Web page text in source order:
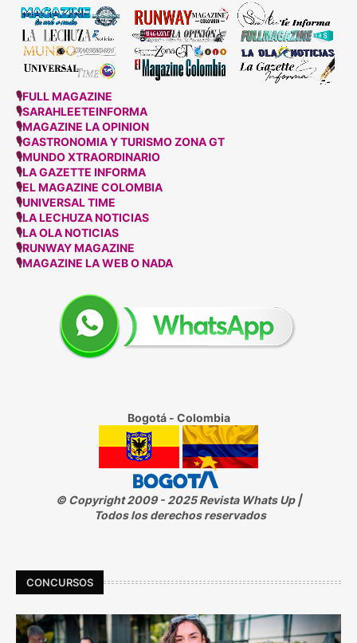
🎙FULL MAGAZINE
🎙SARAHLEETEINFORMA
🎙MAGAZINE LA OPINION
🎙GASTRONOMIA Y TURISMO ZONA GT
🎙MUNDO XTRAORDINARIO
🎙LA GAZETTE INFORMA
🎙EL MAGAZINE COLOMBIA
🎙UNIVERSAL TIME
🎙LA LECHUZA NOTICIAS
🎙LA OLA NOTICIAS
🎙RUNWAY MAGAZINE
🎙MAGAZINE LA WEB O NADA
Bogotá - Colombia
© Copyright 2009 - 2025 Revista Whats Up |
Todos los derechos reservados
CONCURSOS